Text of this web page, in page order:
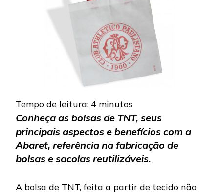
Tempo de leitura: 4 minutos
Conheça as bolsas de TNT, seus
principais aspectos e benefícios com a
Abaret, referência na fabricação de
bolsas e sacolas reutilizáveis.
A bolsa de TNT, feita a partir de tecido não